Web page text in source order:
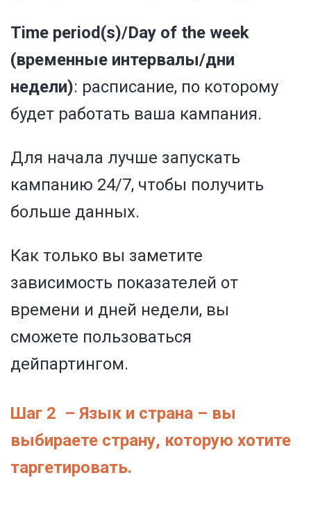
Time period(s)/Day of the week
(временные интервалы/дни
недели): расписание, по которому
будет работать ваша кампания.
Для начала лучше запускать
кампанию 24/7, чтобы получить
больше данных.
Как только вы заметите
зависимость показателей от
времени и дней недели, вы
сможете пользоваться
дейпартингом.
Шаг 2 – Язык и страна – вы
выбираете страну, которую хотите
таргетировать.